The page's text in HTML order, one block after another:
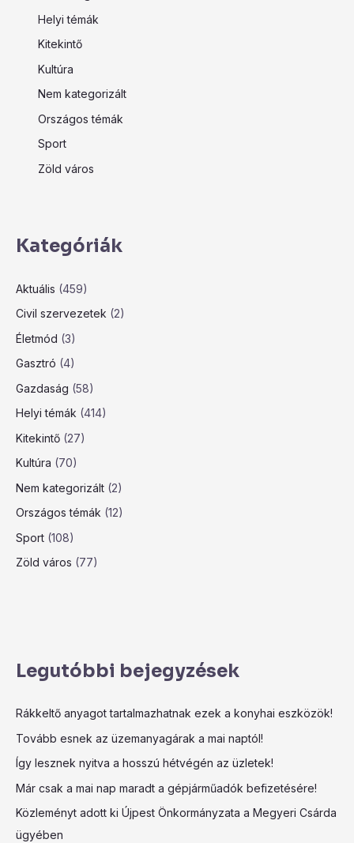
Helyi témák
Kitekintő
Kultúra
Nem kategorizált
Országos témák
Sport
Zöld város
Kategóriák
Aktuális (459)
Civil szervezetek (2)
Életmód (3)
Gasztró (4)
Gazdaság (58)
Helyi témák (414)
Kitekintő (27)
Kultúra (70)
Nem kategorizált (2)
Országos témák (12)
Sport (108)
Zöld város (77)
Legutóbbi bejegyzések
Rákkeltő anyagot tartalmazhatnak ezek a konyhai eszközök!
Tovább esnek az üzemanyagárak a mai naptól!
Így lesznek nyitva a hosszú hétvégén az üzletek!
Már csak a mai nap maradt a gépjárműadók befizetésére!
Közleményt adott ki Újpest Önkormányzata a Megyeri Csárda
ügyében